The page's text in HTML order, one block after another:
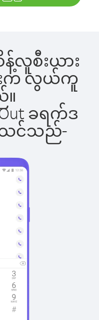
န့်လူစီးယား
းက လွယ်ကူ
ခရက်ဒ
သင်သည်-